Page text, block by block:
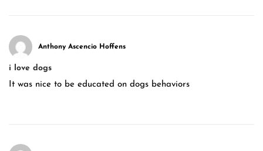
Anthony Ascencio Hoffens
i love dogs
It was nice to be educated on dogs behaviors